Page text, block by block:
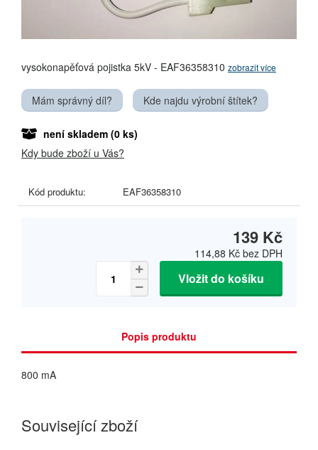
vysokonapěťová pojistka 5kV - EAF36358310 zobrazit více
Mám správný díl? Kde najdu výrobní štítek?
není skladem (0 ks)
Kdy bude zboží u Vás?
Kód produktu: EAF36358310
139 Kč
114,88 Kč bez DPH
Vložit do košíku
Popis produktu
800 mA
Související zboží